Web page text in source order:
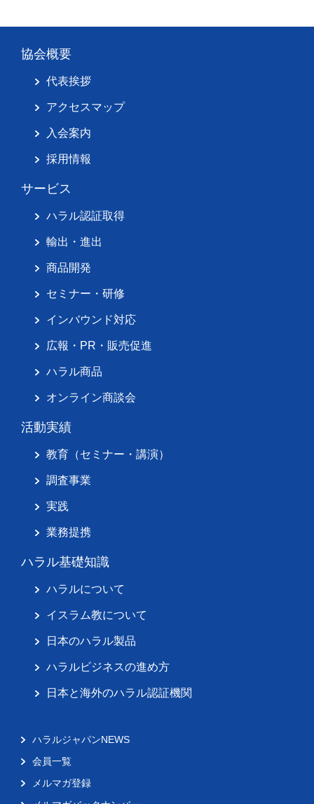
協会概要
代表挨拶
アクセスマップ
入会案内
採用情報
サービス
ハラル認証取得
輸出・進出
商品開発
セミナー・研修
インバウンド対応
広報・PR・販売促進
ハラル商品
オンライン商談会
活動実績
教育（セミナー・講演）
調査事業
実践
業務提携
ハラル基礎知識
ハラルについて
イスラム教について
日本のハラル製品
ハラルビジネスの進め方
日本と海外のハラル認証機関
ハラルジャパンNEWS
会員一覧
メルマガ登録